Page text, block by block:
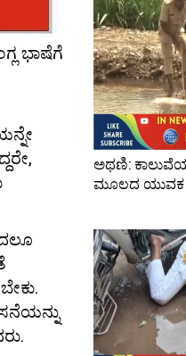
ಭಾಷೆಗೆ
ಅಥಣಿ:
ಮೂಲದ ಯುವಕ